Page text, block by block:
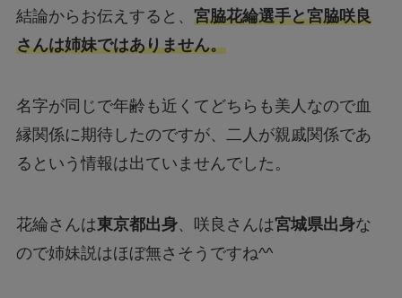
結論からお伝えすると、 宮脇花綸選手と宮脇咲良
さんは姉妹ではありません。
名字が同じで年齢も近くてどちらも美人なので血
縁関係に期待したのですが、二人が親戚関係であ
るという情報は出ていませんでした。
花綸さんは東京都出身、咲良さんは宮城県出身な
ので姉妹説はほぼ無さそうですね^^